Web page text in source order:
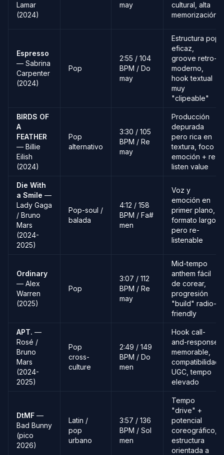
Lamar
(2024)
may
cultural, alta
memorización
Espresso
— Sabrina
Carpenter
(2024)
Pop
2:55 / 104
BPM / Do
may
Estructura pop
eficaz,
groove retro-
moderno,
hook textual
muy
"clipeable"
BIRDS OF
A
FEATHER
— Billie
Eilish
(2024)
Pop
alternativo
3:30 / 105
BPM / Re
may
Producción
depurada
pero rica en
textura, foco
emoción + re-
listen value
Die With
a Smile —
Lady Gaga
/ Bruno
Mars
(2024-
2025)
Pop-soul /
balada
4:12 / 158
BPM / Fa#
men
Voz y
emoción en
primer plano,
formato largo
pero re-
listenable
Ordinary
— Alex
Warren
(2025)
Pop
3:07 / 112
BPM / Re
may
Mid-tempo
anthem fácil
de corear,
progresión
"build" radio-
friendly
APT. —
Rosé /
Bruno
Mars
(2024-
2025)
Pop
cross-
culture
2:49 / 149
BPM / Do
men
Hook call-
and-response
memorable,
compatibilidad
UGC, tempo
elevado
DtMF —
Bad Bunny
(pico
2026)
Latin /
pop
urbano
3:57 / 136
BPM / Sol
men
Tempo
"drive" +
potencial
coreográfico,
estructura
orientada a